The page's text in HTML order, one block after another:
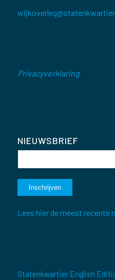
Privacyverklaring
NIEUWSBRIEF
Lees hier de meest recente
Statenkwartier English